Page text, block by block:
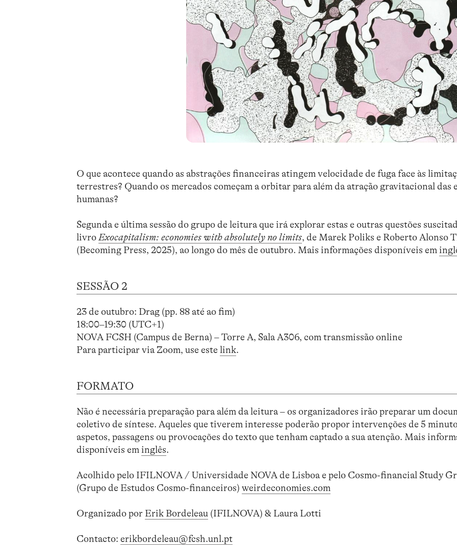
O que acontece quando as abstrações financeiras atingem velocidade de fuga face às
terrestres? Quando os mercados começam a orbitar para além da atração gravitacional das
humanas?
Segunda e última sessão do grupo de leitura que irá explorar estas e outras questões
livroExocapitalism: economies with absolutely no limits, de Marek Poliks e Roberto Alonso
(Becoming Press, 2025), ao longo do mês de outubro. Mais informações disponíveis em
SESSÃO 2
23 de outubro: Drag (pp. 88 até ao fim)
18:00–19:30 (UTC+1)
NOVA FCSH (Campus de Berna) – Torre A, Sala A306, com transmissão online
Para participar via Zoom, use estelink.
FORMATO
Não é necessária preparação para além da leitura – os organizadores irão preparar um
coletivo de síntese. Aqueles que tiverem interesse poderão propor intervenções de 5
aspetos, passagens ou provocações do texto que tenham captado a sua atenção. Mais
disponíveis eminglês.
Acolhido pelo IFILNOVA / Universidade NOVA de Lisboa e pelo Cosmo-financial Study
(Grupo de Estudos Cosmo-financeiros)weirdeconomies.com
Organizado por Erik Bordeleau (IFILNOVA) & Laura Lotti
Contacto:erikbordeleau@fcsh.unl.pt